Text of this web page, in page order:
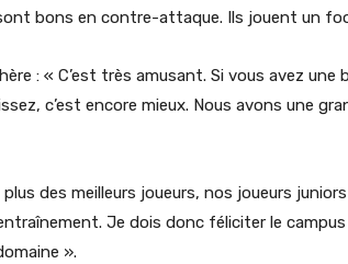
bons en contre-attaque. Ils jouent un
: « C’est très amusant. Si vous avez une
c’est encore mieux. Nous avons une
plus des meilleurs joueurs, nos joueurs
Je dois donc féliciter le
».